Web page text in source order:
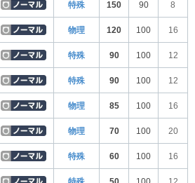
特殊 150 90 8
物理 120 100 16
特殊 90 100 12
特殊 90 100 12
物理 85 100 16
物理 70 100 20
特殊 60 100 16